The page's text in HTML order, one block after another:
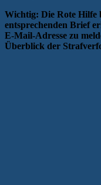
Wichtig: Die Rote Hilfe
entsprechenden Brief
E-Mail-Adresse zu
Überblick der